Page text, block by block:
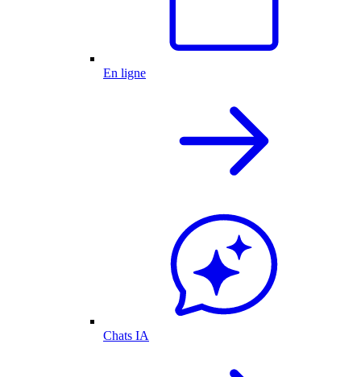
En ligne
Chats IA